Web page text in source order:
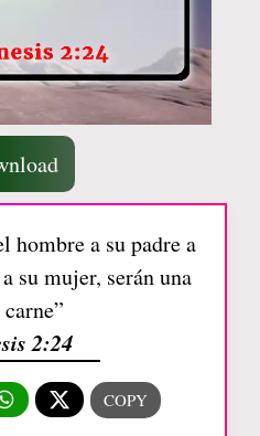
hombre a su padre a
su mujer, serán una
2:24